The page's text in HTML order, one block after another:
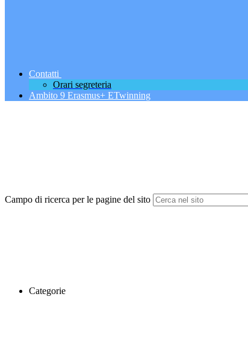
Contatti
Orari segreteria
Ambito 9 Erasmus+ ETwinning
Campo di ricerca per le pagine del sito
Categorie